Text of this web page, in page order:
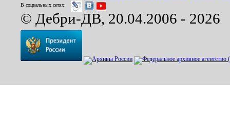
В социальных сетях:
© Дебри-ДВ, 20.04.2006 - 2026